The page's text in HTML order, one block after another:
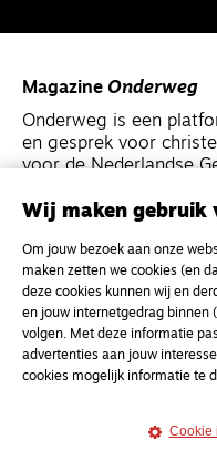
Magazine Onderweg
Onderweg is een
en gesprek voor
voor de Nederlandse
Magazine
Onderweg
Kvk-nummer 33277063
NL46 INGB 0117 5827
info@onderwegonline.nl
Wij maken gebruik
Om jouw bezoek aan onze
maken zetten we cookies (en
deze cookies kunnen wij en
en jouw internetgedrag binnen
volgen. Met deze informatie
advertenties aan jouw
cookies mogelijk informatie te
Cookie